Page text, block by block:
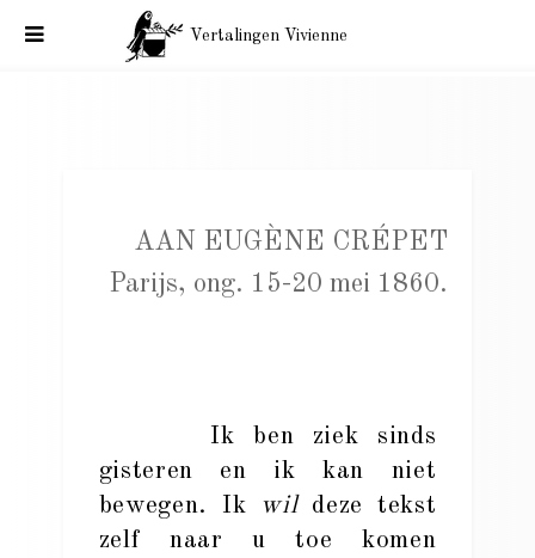
Vertalingen Vivienne
AAN EUGÈNE CRÉPET
Parijs, ong. 15-20 mei 1860.
Ik ben ziek sinds
gisteren en ik kan niet
bewegen. Ik wildeze tekst
zelf naar u toe komen